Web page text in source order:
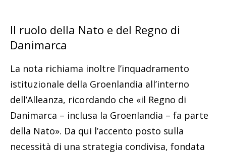
Il ruolo della Nato e del Regno di
Danimarca
La nota richiama inoltre l’inquadramento
istituzionale della Groenlandia all’interno
dell’Alleanza, ricordando che «il Regno di
Danimarca – inclusa la Groenlandia – fa parte
della Nato». Da qui l’accento posto sulla
necessità di una strategia condivisa, fondata